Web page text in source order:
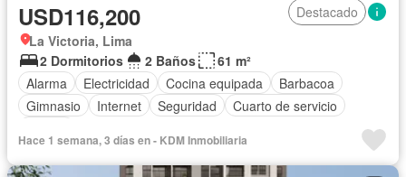
USD116,200
Destacado
La Victoria, Lima
2 Dormitorios
2 Baños
61 m²
Alarma
Electricidad Cocina equipada
Barbacoa
Gimnasio
Internet Seguridad
Cuarto de servicio
Hace 1 semana, 3 días en - KDM Inmobiliaria